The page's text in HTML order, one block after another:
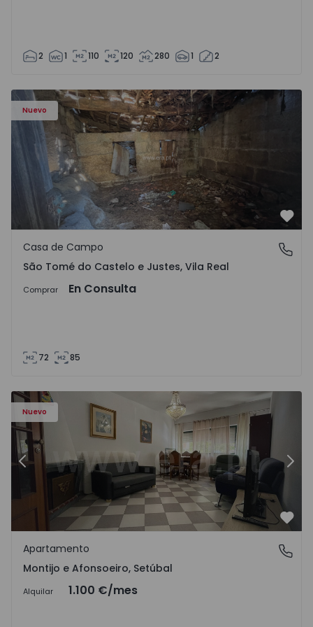
2 1 110 120 280 1 2
Nuevo
Casa Vila Real, São Tomé do Castelo e Justes - 1575189 - 1
São Tomé do Castelo e Justes, Vila Real
Casa de Campo
São Tomé do Castelo e Justes, Vila Real
Comprar En Consulta
72 85
Nuevo
- 1
Apartamento T2 Montijo, Montijo e Afonsoeiro -
Anterior
Montijo e Afonsoeiro, Setúbal
Apartamento
Montijo e Afonsoeiro, Setúbal
Alquilar 1.100 €/mes